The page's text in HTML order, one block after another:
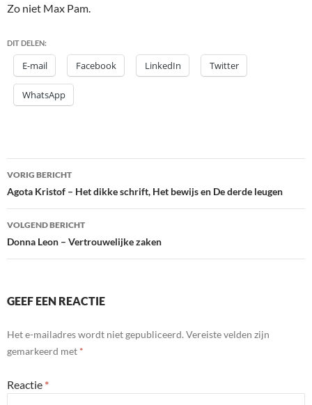
Zo niet Max Pam.
DIT DELEN:
E-mail Facebook LinkedIn Twitter
WhatsApp
Bericht
navigatie
VORIG BERICHT
Agota Kristof – Het dikke schrift, Het bewijs en De derde leugen
VOLGEND BERICHT
Donna Leon – Vertrouwelijke zaken
GEEF EEN REACTIE
Het e-mailadres wordt niet gepubliceerd. Vereiste velden zijn
gemarkeerd met *
Reactie *